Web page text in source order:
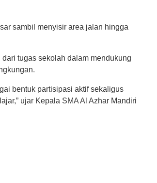
sambil menyisir area jalan hingga
tugas sekolah dalam mendukung
bentuk partisipasi aktif sekaligus
ujar Kepala SMA Al Azhar Mandiri